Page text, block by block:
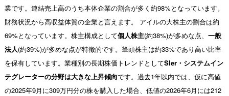
業です。連結売上高のうち本体企業の割合が多く約98%となっています。
財務状況から高収益体質の企業と言えます。 アイルの大株主の割合は約
69%となっています。株主構成として個人株主(約38%)が多めな点、 一般
法人(約39%)が多めな点が特徴的です。筆頭株主は約33%であり高い比率
を保有しています。業種別の長期株価トレンドとしてSIer・システムイン
テグレーターの分野は大きな上昇傾向です。過去1年以内では、仮に高値
の2025年9月に309万円分の株を購入した場合、低値の2026年6月には212